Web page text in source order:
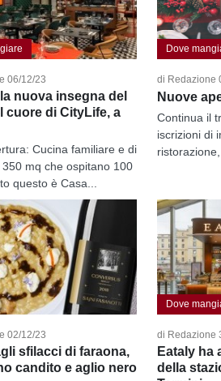
06/12/23
nuova insegna del
cuore di CityLife, a
Cucina familiare e di
mq che ospitano 100
questo è Casa...
Dove
di Redazione
Nuove
Continua il
iscrizioni di
02/12/23
sfilacci di faraona,
candito e aglio nero
Dove
di Redazione
Eataly ha
della